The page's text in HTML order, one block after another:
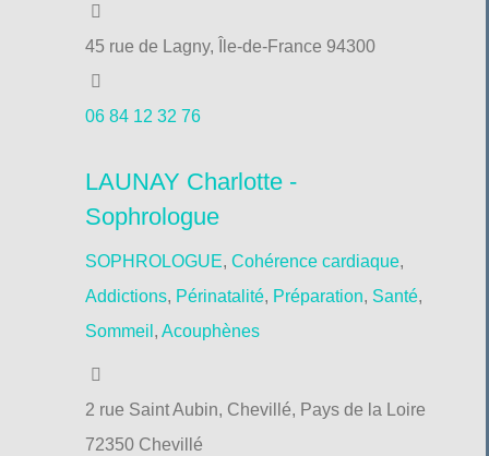
45 rue de Lagny, Île-de-France 94300
06 84 12 32 76
LAUNAY Charlotte -
Sophrologue
SOPHROLOGUE, Cohérence cardiaque,
Addictions, Périnatalité, Préparation, Santé,
Sommeil, Acouphènes
2 rue Saint Aubin, Chevillé, Pays de la Loire
72350 Chevillé